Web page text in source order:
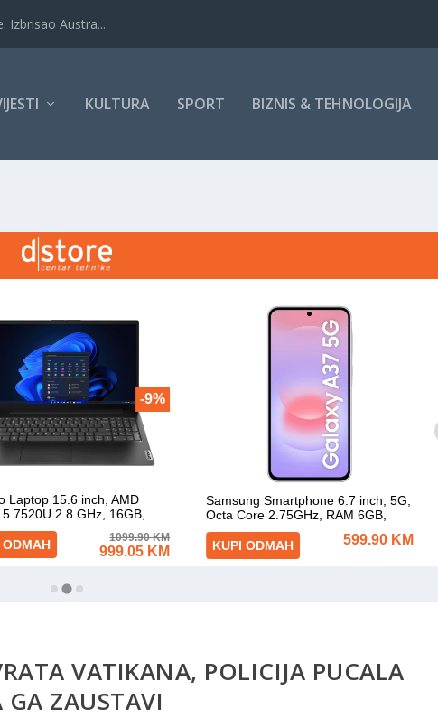
Izbrisao Austra...
KULTURA SPORT BIZNIS & TEHNOLOGIJA
VATIKANA, POLICIJA PUCALA
GA ZAUSTAVI